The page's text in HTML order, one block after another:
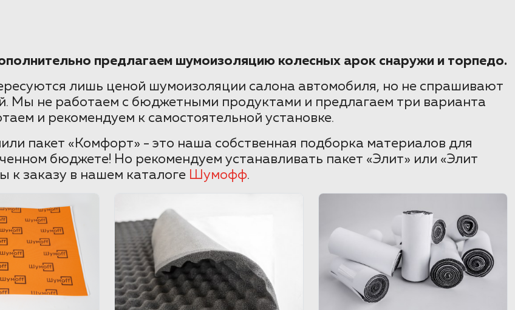
предлагаем шумоизоляцию колесных арок снаружи и торпедо.
лишь ценой шумоизоляции салона автомобиля, но не спрашивают
Мы не работаем с бюджетными продуктами и предлагаем три варианта
и рекомендуем к самостоятельной установке.
пакет «Комфорт» - это наша собственная подборка материалов для
бюджете! Но рекомендуем устанавливать пакет «Элит» или «Элит
к заказу в нашем каталоге Шумофф.